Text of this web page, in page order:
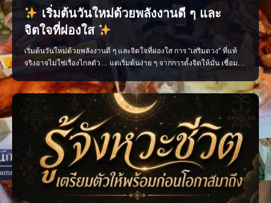
เริ่มต้นวันใหม่ด้วยพลังงานดี ๆ และ
จิตใจที่ผ่องใส
เริ่มต้นวันใหม่ด้วยพลังงานดี ๆ และจิตใจที่ผ่องใส การ “เสริมดวง” ที่แท้
จริงอาจไม่ใช่เรื่องไกลตัว… แต่เริ่มต้นง่าย ๆ จากการตั้งจิตให้มั่น เชื่อม
ในชีวิต ไม่ว่าจะเป็นการไหว้ขอพรสิ่งศักดิ์สิทธิ์ที่คุณเคารพ การสวดมนต์สั้